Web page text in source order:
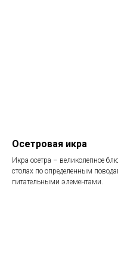
Осетровая икра
Икра осетра – великолепное
столах по определенным
питательными элементами.